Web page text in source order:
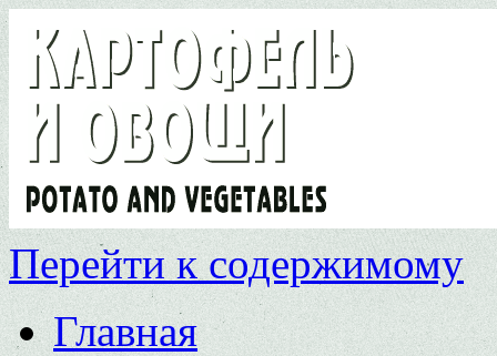
Перейти к содержимому
Главная